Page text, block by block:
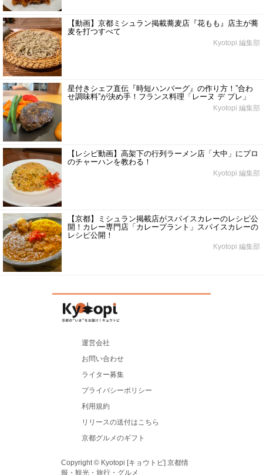
【動画】京都ミシュラン掲載蕎麦店『花もも』店主が蕎
麦を打つすべて
Kyotopi 編集部
星付きシェフ直伝『時短ハンバーグ』の作り方！”合わ
せ調味料”が決め手！フランス料理「レーヌ デ プレ」
Kyotopi 編集部
【レシピ動画】高架下の行列ラーメン店「大中」にプロ
のチャーハンを教わる！
Kyotopi 編集部
【京都】ミシュラン掲載店がスパイスカレーのレシピ公
開！カレー専門店「カレープラント」スパイスカレーの
レシピ公開！
Kyotopi 編集部
運営会社
お問い合わせ
ライター募集
プライバシーポリシー
利用規約
リリースの送付はこちら
京都グルメのギフト
Copyright © Kyotopi [キョウトピ] 京都情
報・観光・旅行・グルメ